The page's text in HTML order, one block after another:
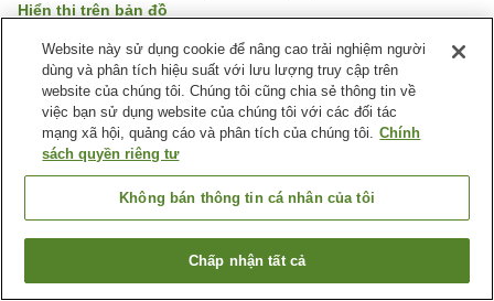
Hiển thị trên bản đồ
Rất tốt Đánh giá:7lượt
Tiện nghi chỗ nghỉ
Bãi đỗ xe Máy bán hàng tự động
Nhật Bản Tỉnh Mie
Thành phố Matsusaka
Konishiya Ryokan
Tìm phòng trống
Website này sử dụng cookie để nâng cao trải nghiệm người
dùng và phân tích hiệu suất với lưu lượng truy cập trên
website của chúng tôi. Chúng tôi cũng chia sẻ thông tin về
việc bạn sử dụng website của chúng tôi với các đối tác
mạng xã hội, quảng cáo và phân tích của chúng tôi. Chính
sách quyền riêng tư
Không bán thông tin cá nhân của tôi
Chấp nhận tất cả